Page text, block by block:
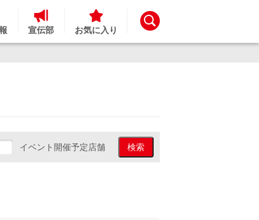
宣伝部 お気に入り
イベント開催予定店舗 検索